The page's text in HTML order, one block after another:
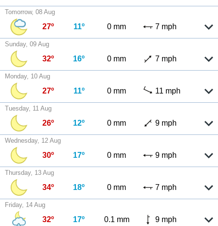
Tomorrow, 08 Aug
27º 11º 0 mm 7 mph
Sunday, 09 Aug
32º 16º 0 mm 7 mph
Monday, 10 Aug
27º 11º 0 mm 11 mph
Tuesday, 11 Aug
26º 12º 0 mm 9 mph
Wednesday, 12 Aug
30º 17º 0 mm 9 mph
Thursday, 13 Aug
34º 18º 0 mm 7 mph
Friday, 14 Aug
32º 17º 0.1 mm 9 mph